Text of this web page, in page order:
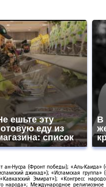
ешьте эту
еду из
список
В
Нусра (Фронт победы); «Аль-Каида»
джихад»); «Исламская группа»
Эмират»); «Конгресс
народа»; Международное